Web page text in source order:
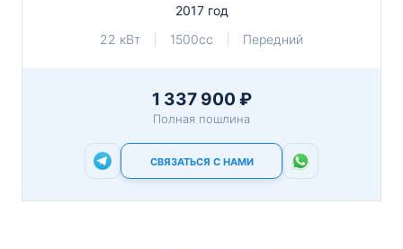
2017 год
22 кВт
1500cc Передний
1 337 900 ₽
Полная пошлина
СВЯЗАТЬСЯ С НАМИ